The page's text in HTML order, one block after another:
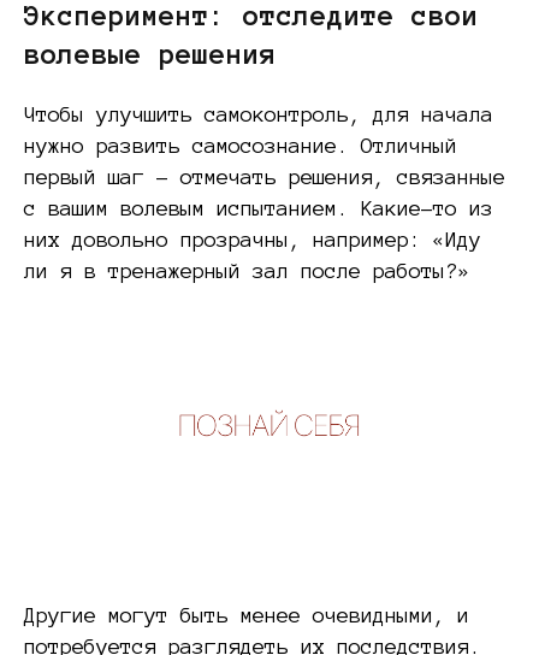
Эксперимент: отследите свои
волевые решения
Чтобы улучшить самоконтроль, для начала
нужно развить самосознание. Отличный
первый шаг – отмечать решения, связанные
с вашим волевым испытанием. Какие-то из
них довольно прозрачны, например: «Иду
ли я в тренажерный зал после работы?»
Другие могут быть менее очевидными, и
потребуется разглядеть их последствия.